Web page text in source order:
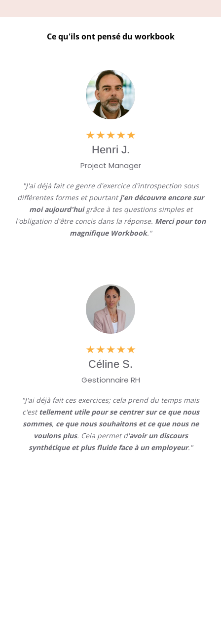
Ce qu'ils ont pensé du workbook
Henri J.
Project Manager
"J'ai déjà fait ce genre d'exercice d'introspection sous
différentes formes et pourtantj'en découvre encore sur
moi aujourd'huigrâce à tes questions simples et
l'obligation d'être concis dans la réponse. Merci pour ton
magnifique Workbook."
Céline S.
Gestionnaire RH
"J'ai déjà fait ces exercices; cela prend du temps mais
c'esttellement utile pour se centrer sur ce que nous
sommes, ce que nous souhaitons et ce que nous ne
voulons plus. Cela permet d'avoir un discours
synthétique et plus fluide face à un employeur."